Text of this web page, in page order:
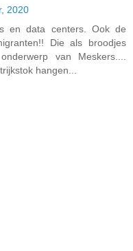
2020
en data centers. Ook de
Die als broodjes
van Meskers....
hangen...